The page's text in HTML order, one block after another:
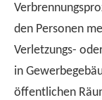
den Personen
Verletzungs-
in
öffentlichen